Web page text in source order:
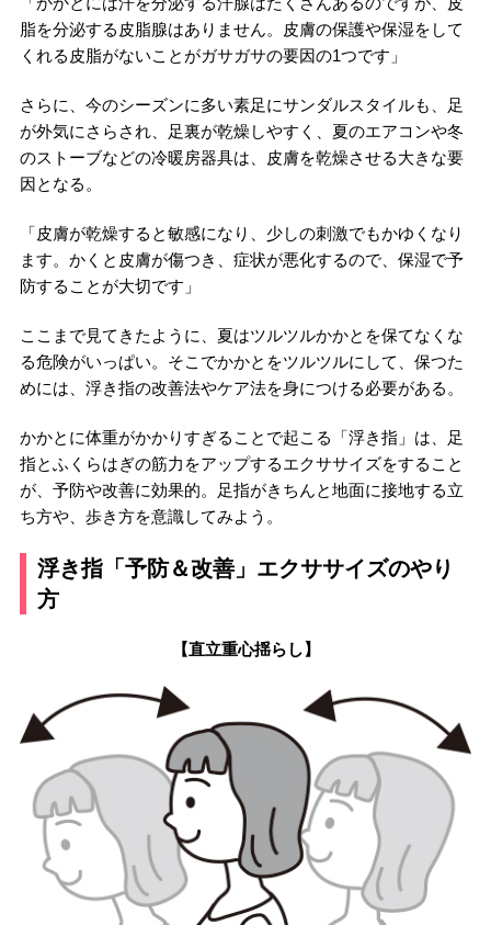
脂を分泌する皮脂腺はありません。皮膚の保護や保湿をして
くれる皮脂がないことがガサガサの要因の1つです」
さらに、今のシーズンに多い素足にサンダルスタイルも、足
が外気にさらされ、足裏が乾燥しやすく、夏のエアコンや冬
のストーブなどの冷暖房器具は、皮膚を乾燥させる大きな要
因となる。
「皮膚が乾燥すると敏感になり、少しの刺激でもかゆくなり
ます。かくと皮膚が傷つき、症状が悪化するので、保湿で予
防することが大切です」
ここまで見てきたように、夏はツルツルかかとを保てなくな
る危険がいっぱい。そこでかかとをツルツルにして、保つた
めには、浮き指の改善法やケア法を身につける必要がある。
かかとに体重がかかりすぎることで起こる「浮き指」は、足
指とふくらはぎの筋力をアップするエクササイズをすること
が、予防や改善に効果的。足指がきちんと地面に接地する立
ち方や、歩き方を意識してみよう。
浮き指「予防＆改善」エクササイズのやり
方
【直立重心揺らし】